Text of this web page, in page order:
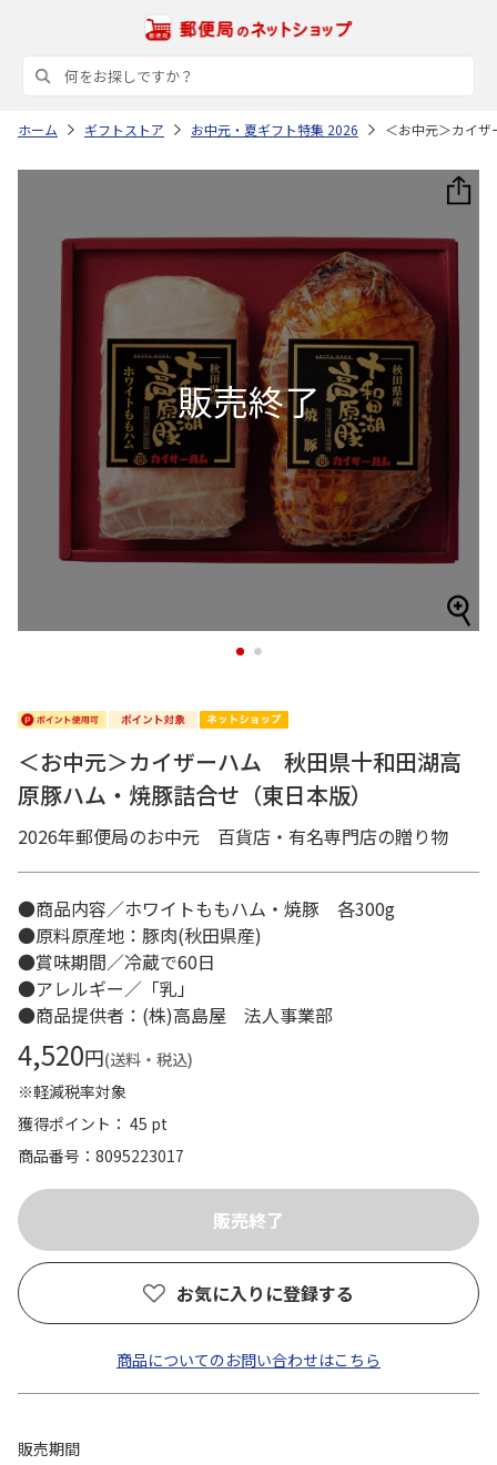
ホーム ギフトストア お中元・夏ギフト特集 2026 ＜お中元＞カイ
1 2
＜お中元＞カイザーハム 秋田県十和田湖高
原豚ハム・焼豚詰合せ（東日本版）
2026年郵便局のお中元 百貨店・有名専門店の贈り物
●商品内容／ホワイトももハム・焼豚 各300g
●原料原産地：豚肉(秋田県産)
●賞味期間／冷蔵で60日
●アレルギー／「乳」
●商品提供者：(株)高島屋 法人事業部
4,520円(送料・税込)
※軽減税率対象
獲得ポイント： 45 pt
商品番号
8095223017
お気に入りに登録する
商品についてのお問い合わせはこちら
販売期間